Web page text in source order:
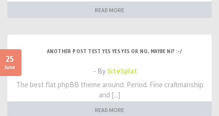
READ MORE
25
June
ANOTHER POST TEST YES YES YES OR NO, MAYBE NI? :-/
- BySiteSplat
The best flat phpBB theme around. Period. Fine craftmanship
and [...]
READ MORE